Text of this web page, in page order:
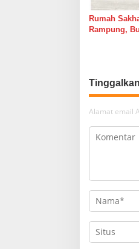
Rumah
Rampung,
Alamat email